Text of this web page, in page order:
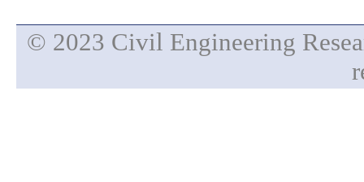
© 2023 Civil Engineering